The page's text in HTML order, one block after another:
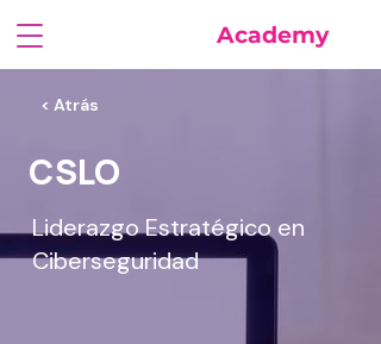
Academy
< Atrás
CSLO
Liderazgo Estratégico en
Ciberseguridad